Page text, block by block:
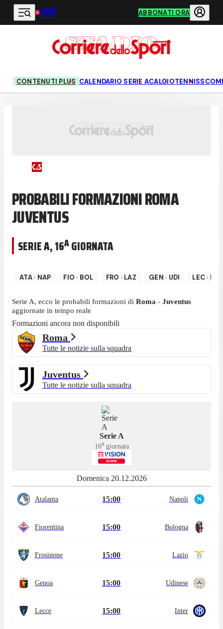
Vai al contenuto principale
LIVE ABBONATI ORA
CONTENUTI PLUS CALENDARIO SERIE ACALCIOTENNIS
PROBABILI FORMAZIONI ROMA
JUVENTUS
SERIE A,16AGIORNATA
ATA· NAP FIO · BOL FRO · LAZ GEN · UDI LEC · INT
Serie A, ecco le probabili formazioni di Roma - Juventus
aggiornate in tempo reale
Formazioni ancora non disponibili
Roma
Tutte le notizie sulla squadra
Juventus
Tutte le notizie sulla squadra
Serie A
16agiornata
Domenica 20.12.2026
Atalanta 15:00 Napoli
Fiorentina 15:00 Bologna
Frosinone 15:00 Lazio
Genoa 15:00 Udinese
Lecce 15:00 Inter